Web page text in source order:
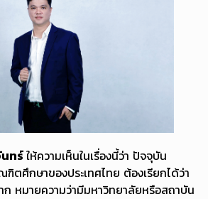
ทร์ ให้ความเห็นในเรื่องนี้ว่า ปัจจุบัน
ตศึกษาของประเทศไทย ต้องเรียกได้ว่า
ก หมายความว่ามีมหาวิทยาลัยหรือสถาบัน